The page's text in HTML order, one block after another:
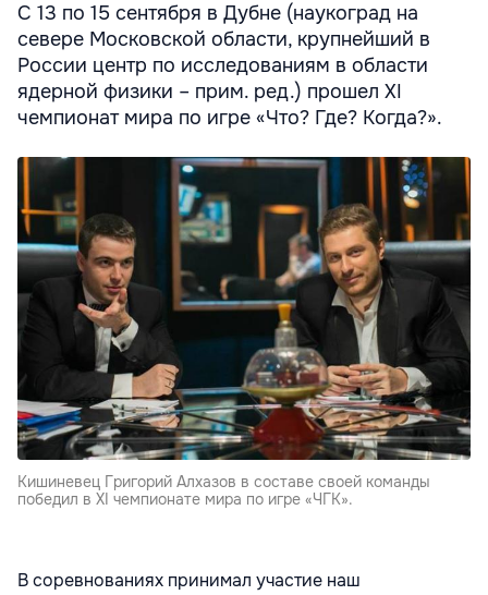
С 13 по 15 сентября в Дубне (наукоград на
севере Московской области, крупнейший в
России центр по исследованиям в области
ядерной физики – прим. ред.) прошел ХI
чемпионат мира по игре «Что? Где? Когда?».
Кишиневец Григорий Алхазов в составе своей команды
победил в ХI чемпионате мира по игре «ЧГК».
В соревнованиях принимал участие наш